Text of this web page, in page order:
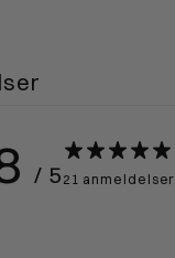
/ 5 21 anmeldelser